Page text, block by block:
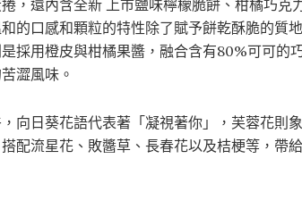
，還內含全新 上市鹽味檸檬脆餅、柑橘巧克
的口感和顆粒的特性除了賦予餅乾酥脆的質
採用橙皮與柑橘果醬，融合含有80%可可的
澀風味。
向日葵花語代表著「凝視著你」，芙蓉花則
搭配流星花、敗醬草、長春花以及桔梗等，帶